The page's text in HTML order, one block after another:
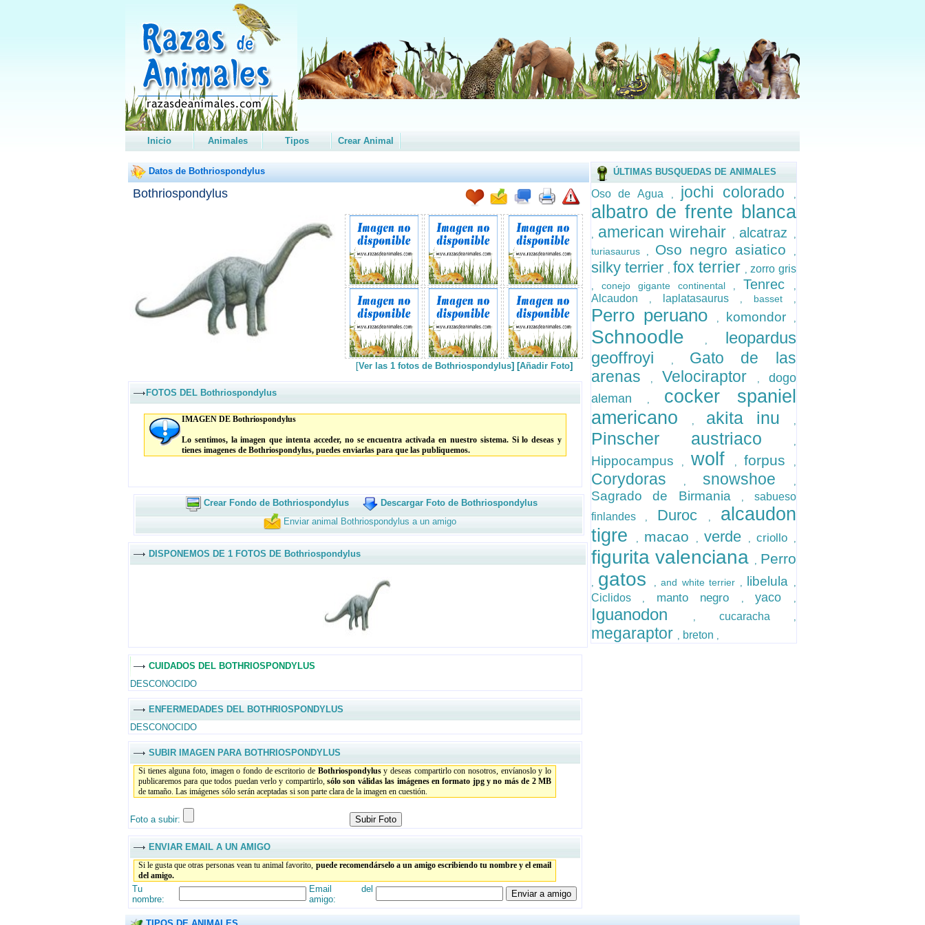
Inicio Animales Tipos Crear Animal
Datos de Bothriospondylus
Bothriospondylus
[Ver las 1 fotos de Bothriospondylus] [Añadir Foto]
FOTOS DEL Bothriospondylus
IMAGEN DE Bothriospondylus
Lo sentimos, la imagen que intenta acceder, no se encuentra activada en nuestro sistema. Si lo deseas y
tienes imagenes de Bothriospondylus, puedes enviarlas para que las publiquemos.
Crear Fondo de Bothriospondylus
Descargar Foto de Bothriospondylus
Enviar animal Bothriospondylus a un amigo
DISPONEMOS DE 1 FOTOS DE Bothriospondylus
CUIDADOS DEL BOTHRIOSPONDYLUS
DESCONOCIDO
ENFERMEDADES DEL BOTHRIOSPONDYLUS
DESCONOCIDO
SUBIR IMAGEN PARA BOTHRIOSPONDYLUS
Si tienes alguna foto, imagen o fondo de escritorio de Bothriospondylusy deseas compartirlo con nosotros, envíanoslo y lo
publicaremos para que todos puedan verlo y compartirlo,sólo son válidas las imágenes en formato jpg y no más de 2 MB
de tamaño. Las imágenes sólo serán aceptadas si son parte clara de la imagen en cuestión.
Foto a subir:
ENVIAR EMAIL A UN AMIGO
Si le gusta que otras personas vean tu animal favorito, puede recomendárselo a un amigo escribiendo tu nombre y el email
del amigo.
Tu
nombre:
Email del
amigo:
ÚLTIMAS BUSQUEDAS DE ANIMALES
Oso de Agua , jochi colorado ,
albatro de frente blanca
, american wirehair ,alcatraz ,
turiasaurus , Oso negro asiatico ,
silky terrier , fox terrier ,zorro gris
, conejo gigante continental , Tenrec ,
Alcaudon , laplatasaurus , basset ,
Perro peruano , komondor ,
Schnoodle , leopardus
geoffroyi
, Gato de las
arenas
, Velociraptor , dogo
aleman
, cocker spaniel
americano
, akita inu ,
Pinscher austriaco ,
Hippocampus , wolf , forpus ,
Corydoras , snowshoe ,
Sagrado de Birmania , sabueso
finlandes
, Duroc , alcaudon
tigre
, macao , verde , criollo ,
figurita valenciana , Perro
, gatos , and white terrier , libelula ,
Ciclidos , manto negro , yaco ,
Iguanodon , cucaracha ,
megaraptor , breton ,